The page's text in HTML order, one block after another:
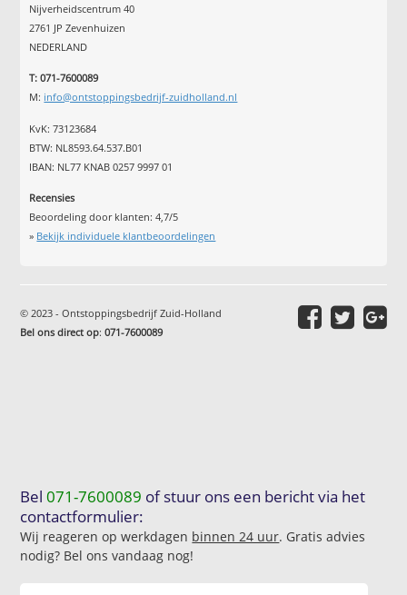
Nijverheidscentrum 40
2761 JP Zevenhuizen
NEDERLAND
T: 071-7600089
M: info@ontstoppingsbedrijf-zuidholland.nl
KvK: 73123684
BTW: NL8593.64.537.B01
IBAN: NL77 KNAB 0257 9997 01
Recensies
Beoordeling door klanten:4,7/5
» Bekijk individuele klantbeoordelingen
© 2023 - Ontstoppingsbedrijf Zuid-Holland
Bel ons direct op:071-7600089
Bel071-7600089 of stuur ons een bericht via het
contactformulier:
Wij reageren op werkdagen binnen 24 uur. Gratis advies
nodig? Bel ons vandaag nog!